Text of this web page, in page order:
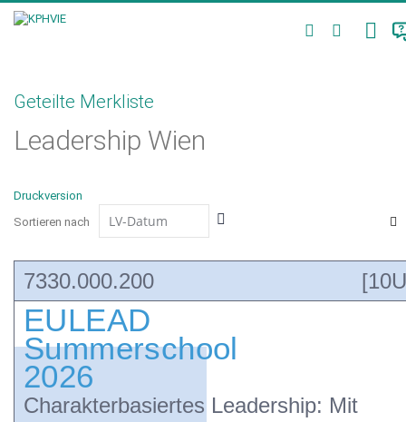
Direkt
zum
Suche
Geteilte Merkliste
Leadership Wien
Druckversion
Sortieren nach
7330.000.200
EULEAD
Summerschool
2026
Charakterbasiertes Leadership: Mit